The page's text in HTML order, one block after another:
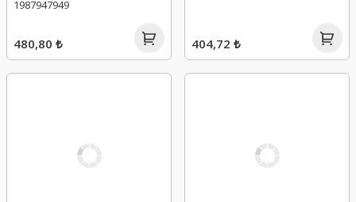
1987947949
480,80 ₺ 404,72 ₺